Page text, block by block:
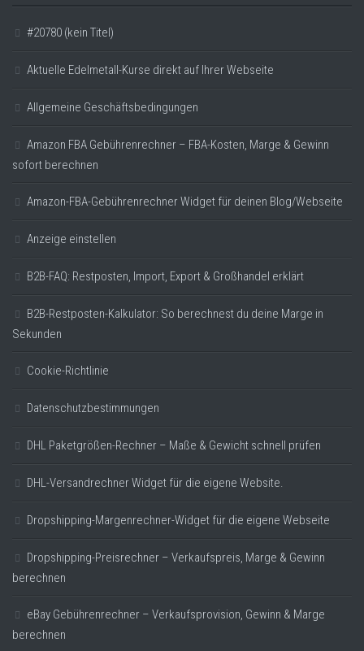
#20780 (kein Titel)
Aktuelle Edelmetall-Kurse direkt auf Ihrer Webseite
Allgemeine Geschäftsbedingungen
Amazon FBA Gebührenrechner – FBA-Kosten, Marge & Gewinn
sofort berechnen
Amazon-FBA-Gebührenrechner Widget für deinen Blog/Webseite
Anzeige einstellen
B2B-FAQ: Restposten, Import, Export & Großhandel erklärt
B2B-Restposten-Kalkulator: So berechnest du deine Marge in
Sekunden
Cookie-Richtlinie
Datenschutzbestimmungen
DHL Paketgrößen-Rechner – Maße & Gewicht schnell prüfen
DHL-Versandrechner Widget für die eigene Website.
Dropshipping-Margenrechner-Widget für die eigene Webseite
Dropshipping-Preisrechner – Verkaufspreis, Marge & Gewinn
berechnen
eBay Gebührenrechner – Verkaufsprovision, Gewinn & Marge
berechnen